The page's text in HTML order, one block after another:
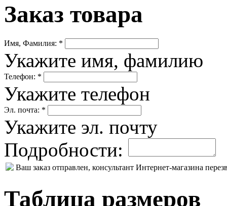
Заказ товара
Имя, Фамилия: *
Укажите имя, фамилию
Телефон: *
Укажите телефон
Эл. почта: *
Укажите эл. почту
Подробности:
Ваш заказ отправлен, консультант Интернет-магазина
Таблица размеров